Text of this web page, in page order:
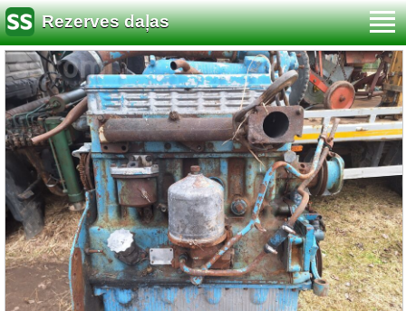
Rezerves daļas